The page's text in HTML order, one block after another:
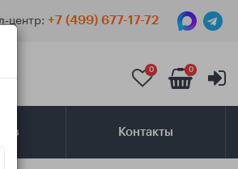
центр: +7 (499) 677-17-72
0 0
Контакты